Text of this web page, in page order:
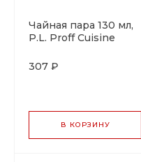
Чайная пара 130 мл,
P.L. Proff Cuisine
307 ₽
В КОРЗИНУ